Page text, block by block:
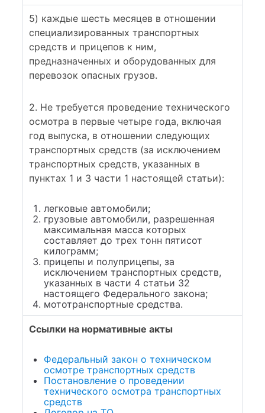
5) каждые шесть месяцев в отношении
специализированных транспортных
средств и прицепов к ним,
предназначенных и оборудованных для
перевозок опасных грузов.
2. Не требуется проведение технического
осмотра в первые четыре года, включая
год выпуска, в отношении следующих
транспортных средств (за исключением
транспортных средств, указанных в
пунктах 1 и 3 части 1 настоящей статьи):
легковые автомобили;
грузовые автомобили, разрешенная
максимальная масса которых
составляет до трех тонн пятисот
килограмм;
прицепы и полуприцепы, за
исключением транспортных средств,
указанных в части 4 статьи 32
настоящего Федерального закона;
мототранспортные средства.
Ссылки на нормативные акты
Федеральный закон о техническом
осмотре транспортных средств
Постановление о проведении
технического осмотра транспортных
средств